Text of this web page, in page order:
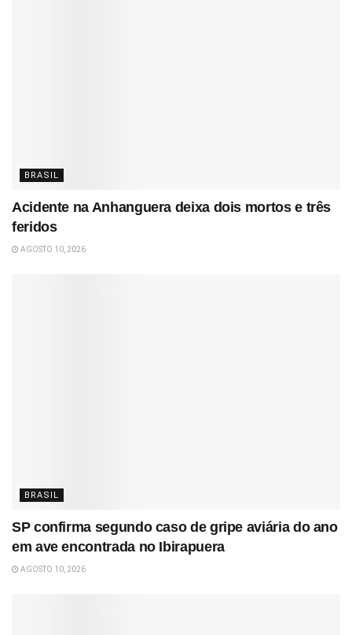
BRASIL
Acidente na Anhanguera deixa dois mortos e três
feridos
AGOSTO 10, 2026
BRASIL
SP confirma segundo caso de gripe aviária do ano
em ave encontrada no Ibirapuera
AGOSTO 10, 2026